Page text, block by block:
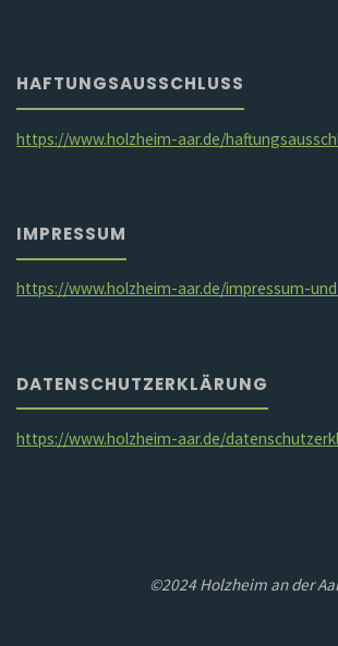
HAFTUNGSAUSSCHLUSS
https://www.holzheim-aar.de/
IMPRESSUM
https://www.holzheim-aar.de/impressum-
DATENSCHUTZERKLÄRUNG
https://www.holzheim-aar.de/
©2024 Holzheim an der